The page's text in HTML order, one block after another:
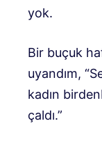
yok.
Bir buçuk
uyandım,
kadın
çaldı.”